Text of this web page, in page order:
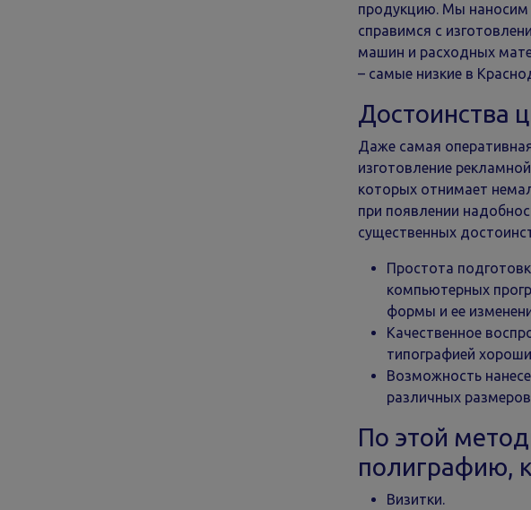
продукцию. Мы наносим
справимся с
машин и расходных
– самые низкие в
Достоинства
Даже самая
изготовление
которых отнимает
при появлении
существенных
Простота
компьютерных
формы и ее
Качественное
типографией
Возможность
различных
По этой
полиграфию,
Визитки.